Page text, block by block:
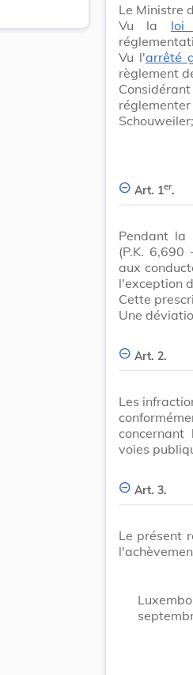
Le Ministre
Vu la loi
Vu l'arrêté
règlement
Schouweiler;
Art. 1er.
Pendant la
(P.K.
aux
l'exception
Cette
Une
Art. 2.
Les
voies
Art. 3.
Le présent